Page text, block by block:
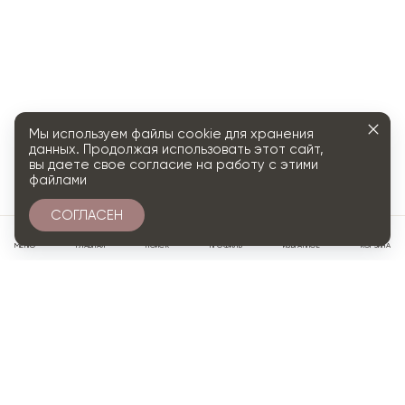
МЕНЮ ГЛАВНАЯ ПОИСК ПРОФИЛЬ ИЗБРАННОЕ КОРЗИНА
Мы используем файлы cookie для хранения
данных. Продолжая использовать этот сайт,
вы даете свое согласие на работу с этими
файлами
СОГЛАСЕН